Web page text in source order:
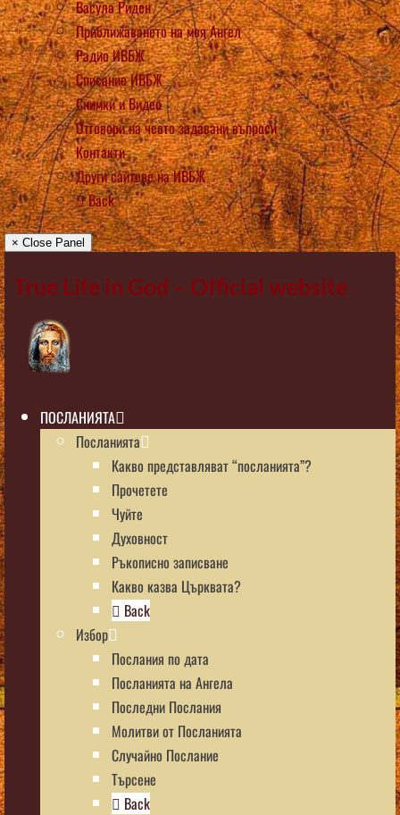
Васула Риден
Приближаването на моя Ангел
Радио ИВБЖ
Списание ИВБЖ
Снимки и Видео
Отговори на често задавани въпроси
Контакти
Други сайтове на ИВБЖ
Back
× Close Panel
True Life in God – Official website
ПОСЛАНИЯТА
Посланията
Какво представляват “посланията”?
Прочетете
Чуйте
Духовност
Ръкописно записване
Какво казва Църквата?
Back
Избор
Послания по дата
Посланията на Ангела
Последни Послания
Молитви от Посланията
Случайно Послание
Търсене
Back